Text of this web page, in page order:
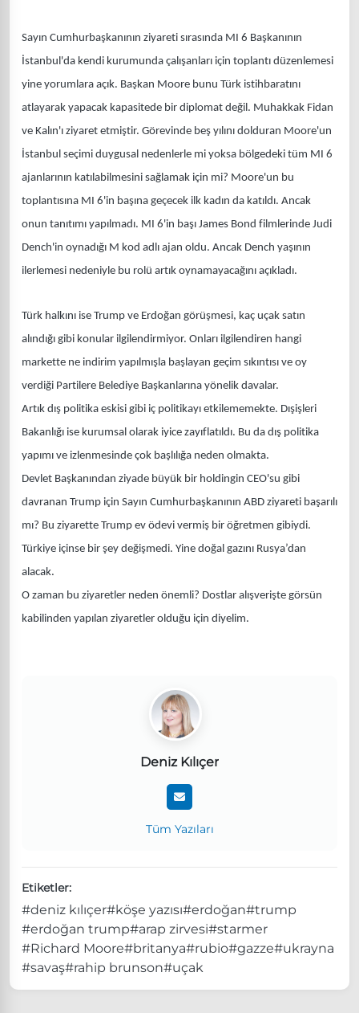
Sayın Cumhurbaşkanının ziyareti sırasında MI 6 Başkanının
İstanbul'da kendi kurumunda çalışanları için toplantı düzenlemesi
yine yorumlara açık. Başkan Moore bunu Türk istihbaratını
atlayarak yapacak kapasitede bir diplomat değil. Muhakkak Fidan
ve Kalın'ı ziyaret etmiştir. Görevinde beş yılını dolduran Moore'un
İstanbul seçimi duygusal nedenlerle mi yoksa bölgedeki tüm MI 6
ajanlarının katılabilmesini sağlamak için mi? Moore'un bu
toplantısına MI 6'in başına geçecek ilk kadın da katıldı. Ancak
onun tanıtımı yapılmadı. MI 6'in başı James Bond filmlerinde Judi
Dench'in oynadığı M kod adlı ajan oldu. Ancak Dench yaşının
ilerlemesi nedeniyle bu rolü artık oynamayacağını açıkladı.
Türk halkını ise Trump ve Erdoğan görüşmesi, kaç uçak satın
alındığı gibi konular ilgilendirmiyor. Onları ilgilendiren hangi
markette ne indirim yapılmışla başlayan geçim sıkıntısı ve oy
verdiği Partilere Belediye Başkanlarına yönelik davalar.
Artık dış politika eskisi gibi iç politikayı etkilememekte. Dışişleri
Bakanlığı ise kurumsal olarak iyice zayıflatıldı. Bu da dış politika
yapımı ve izlenmesinde çok başlılığa neden olmakta.
Devlet Başkanından ziyade büyük bir holdingin CEO'su gibi
davranan Trump için Sayın Cumhurbaşkanının ABD ziyareti başarılı
mı? Bu ziyarette Trump ev ödevi vermiş bir öğretmen gibiydi.
Türkiye içinse bir şey değişmedi. Yine doğal gazını Rusya’dan
alacak.
O zaman bu ziyaretler neden önemli? Dostlar alışverişte görsün
kabilinden yapılan ziyaretler olduğu için diyelim.
Deniz Kılıçer
Tüm Yazıları
Etiketler:
#deniz kılıçer#köşe yazısı#erdoğan#trump
#erdoğan trump#arap zirvesi#starmer
#Richard Moore#britanya#rubio#gazze#ukrayna
#savaş#rahip brunson#uçak